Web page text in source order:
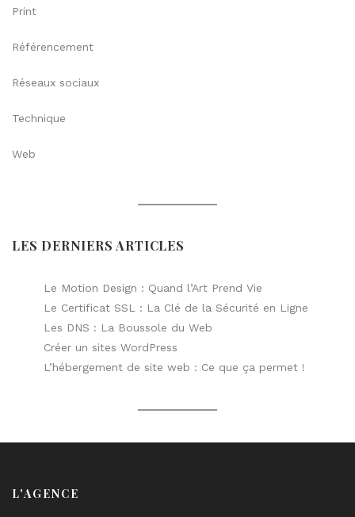
Print
Référencement
Réseaux sociaux
Technique
Web
LES DERNIERS ARTICLES
Le Motion Design : Quand l’Art Prend Vie
Le Certificat SSL : La Clé de la Sécurité en Ligne
Les DNS : La Boussole du Web
Créer un sites WordPress
L’hébergement de site web : Ce que ça permet !
L'AGENCE